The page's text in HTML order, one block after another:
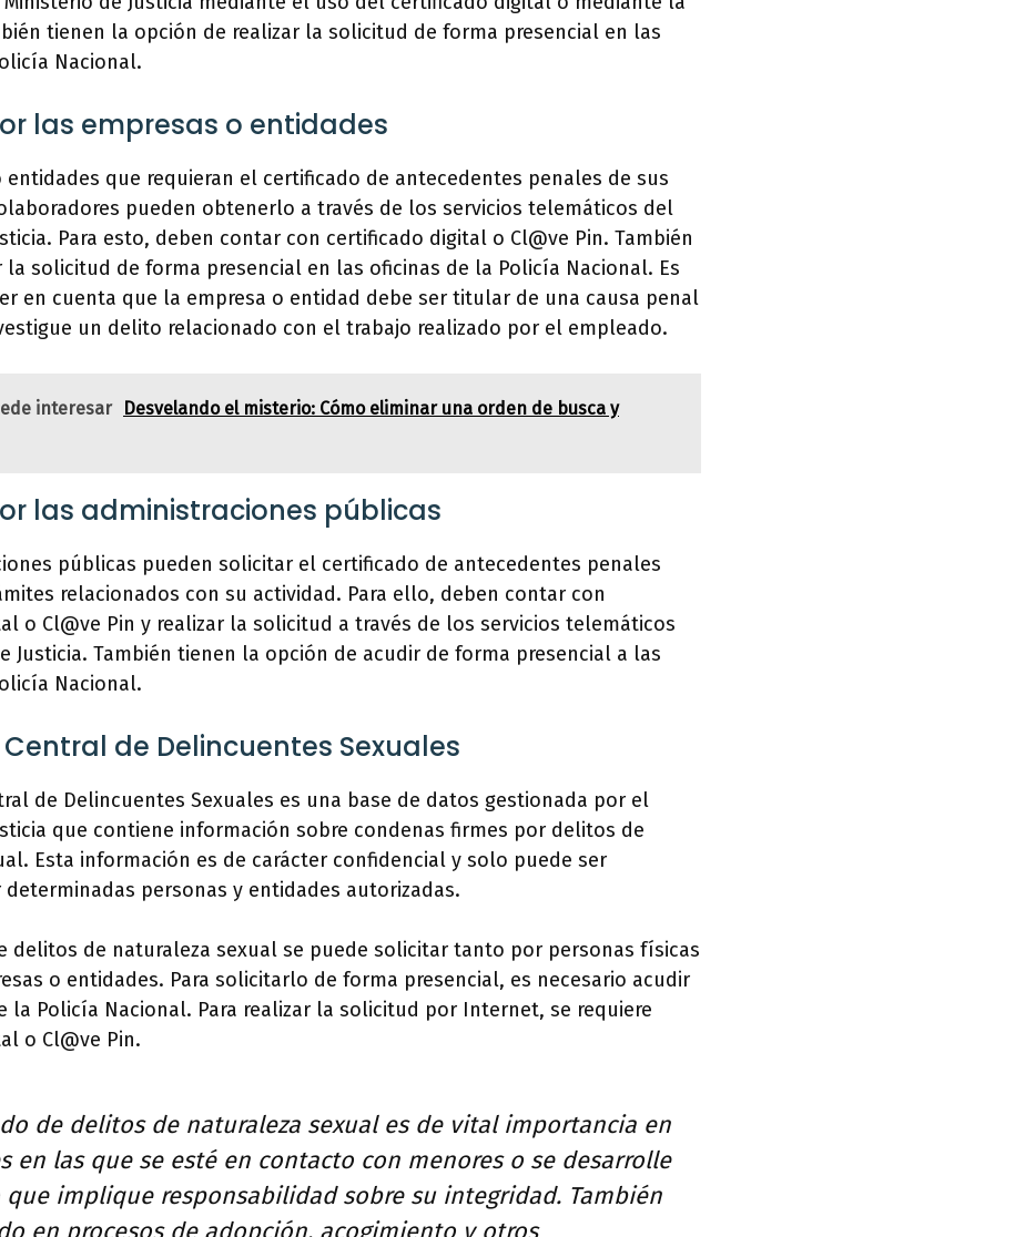
tienen la opción de realizar la solicitud de forma presencial en las
Nacional.
las empresas o entidades
entidades que requieran el certificado de antecedentes penales de sus
pueden obtenerlo a través de los servicios telemáticos del
Para esto, deben contar con certificado digital o Cl@ve Pin. También
la solicitud de forma presencial en las oficinas de la Policía Nacional. Es
en cuenta que la empresa o entidad debe ser titular de una causa penal
un delito relacionado con el trabajo realizado por el empleado.
interesar
Desvelando el misterio: Cómo eliminar una orden de busca y
las administraciones públicas
públicas pueden solicitar el certificado de antecedentes penales
relacionados con su actividad. Para ello, deben contar con
o Cl@ve Pin y realizar la solicitud a través de los servicios telemáticos
Justicia. También tienen la opción de acudir de forma presencial a las
Nacional.
Central de Delincuentes Sexuales
de Delincuentes Sexuales es una base de datos gestionada por el
que contiene información sobre condenas firmes por delitos de
Esta información es de carácter confidencial y solo puede ser
personas y entidades autorizadas.
delitos de naturaleza sexual se puede solicitar tanto por personas físicas
o entidades. Para solicitarlo de forma presencial, es necesario acudir
la Policía Nacional. Para realizar la solicitud por Internet, se requiere
o Cl@ve Pin.
de delitos de naturaleza sexual es de vital importancia en
en las que se esté en contacto con menores o se desarrolle
implique responsabilidad sobre su integridad. También